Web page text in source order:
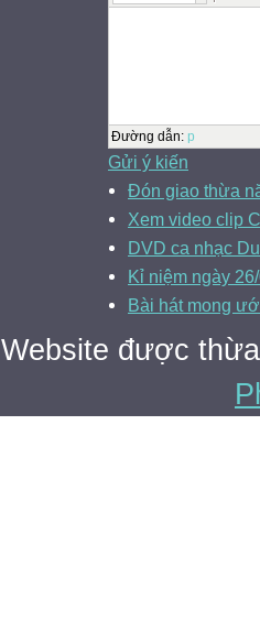
Đường dẫn: p
Gửi ý kiến
Đón giao thừa
Xem video clip
DVD ca nhạc
Kỉ niệm ngày
Bài hát mong
Website được